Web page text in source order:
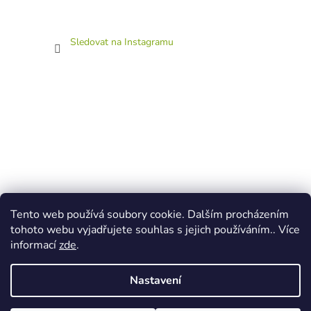
Tento web používá soubory cookie. Dalším procházením
tohoto webu vyjadřujete souhlas s jejich používáním.. Více
informacízde.
Nastavení
Sledovat na Instagramu
Vytvořil Shoptet